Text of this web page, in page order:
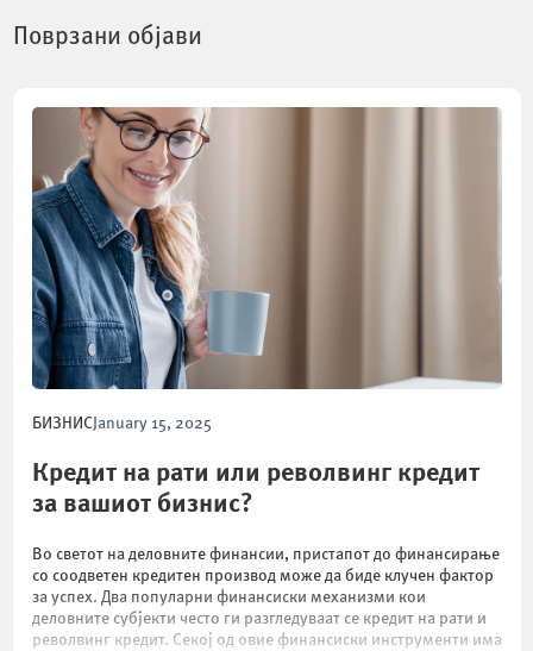
Поврзани објави
БИЗНИС January 15, 2025
Кредит на рати или револвинг кредит
за вашиот бизнис?
Во светот на деловните финансии, пристапот до финансирање
со соодветен кредитен производ може да биде клучен фактор
за успех. Два популарни финансиски механизми кои
деловните субјекти често ги разгледуваат се кредит на рати и
револвинг кредит. Секој од овие финансиски инструменти има